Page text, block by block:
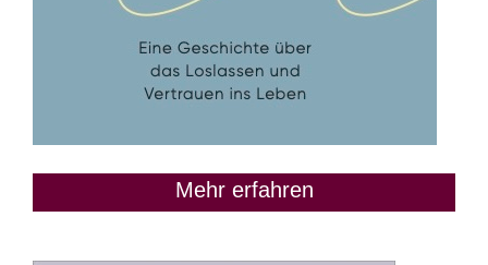
Mehr erfahren